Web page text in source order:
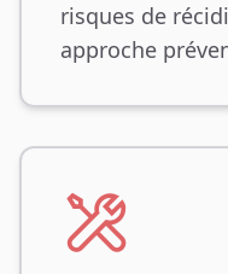
risques de
approche